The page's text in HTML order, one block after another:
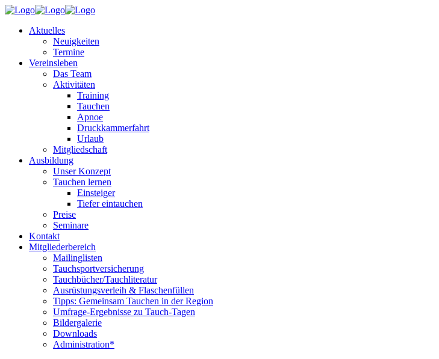
Aktuelles
Neuigkeiten
Termine
Vereinsleben
Das Team
Aktivitäten
Training
Tauchen
Apnoe
Druckkammerfahrt
Urlaub
Mitgliedschaft
Ausbildung
Unser Konzept
Tauchen lernen
Einsteiger
Tiefer eintauchen
Preise
Seminare
Kontakt
Mitgliederbereich
Mailinglisten
Tauchsportversicherung
Tauchbücher/Tauchliteratur
Ausrüstungsverleih & Flaschenfüllen
Tipps: Gemeinsam Tauchen in der Region
Umfrage-Ergebnisse zu Tauch-Tagen
Bildergalerie
Downloads
Administration*